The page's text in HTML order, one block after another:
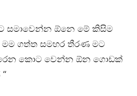
සමාවෙන්න ඕනෙ මේ කිසිම
ගත්ත සමහර තීරණ මට
කොට වෙන්න ඕන ගොඩක්